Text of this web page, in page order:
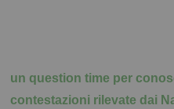
un question time per
contestazioni rilevate dai